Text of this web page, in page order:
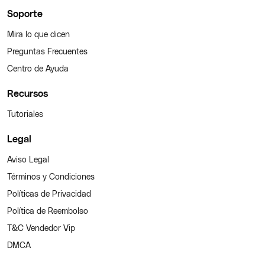
Soporte
Mira lo que dicen
Preguntas Frecuentes
Centro de Ayuda
Recursos
Tutoriales
Legal
Aviso Legal
Términos y Condiciones
Políticas de Privacidad
Política de Reembolso
T&C Vendedor Vip
DMCA